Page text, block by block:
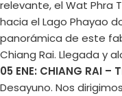
relevante, el Wat Phra
hacia el Lago Phayao
panorámica de este
Chiang Rai. Llegada y
05 ENE: CHIANG RAI –
Desayuno. Nos